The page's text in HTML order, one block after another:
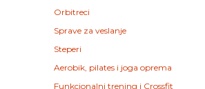
Orbitreci
Sprave za veslanje
Steperi
Aerobik, pilates i joga oprema
Funkcionalni trening i Crossfit